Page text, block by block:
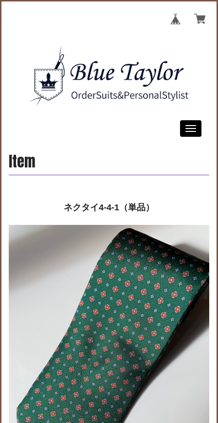
Toggle
Item
ネクタイ4-4-1（単品）